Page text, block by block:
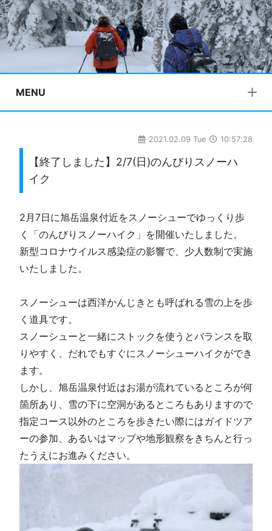
MENU
2021.02.09 Tue 10:57:28
【終了しました】2/7(日)のんびりスノーハ
イク
2月7日に旭岳温泉付近をスノーシューでゆっくり歩
く「のんびりスノーハイク」を開催いたしました。
新型コロナウイルス感染症の影響で、少人数制で実施
いたしました。
スノーシューは西洋かんじきとも呼ばれる雪の上を歩
く道具です。
スノーシューと一緒にストックを使うとバランスを取
りやすく、だれでもすぐにスノーシューハイクができ
ます。
しかし 、旭岳温泉付近はお湯が流れているところが何
箇所あり、雪の下に空洞があるところもありますので
指定コース以外のところを歩きたい際にはガイドツア
ーの参加、あるいはマップや地形観察をきちんと行っ
たうえにお進みください。